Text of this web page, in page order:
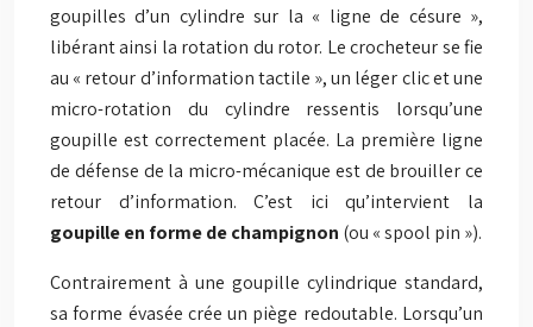
goupilles d’un cylindre sur la « ligne de césure »,
libérant ainsi la rotation du rotor. Le crocheteur se fie
au « retour d’information tactile », un léger clic et une
micro-rotation du cylindre ressentis lorsqu’une
goupille est correctement placée. La première ligne
de défense de la micro-mécanique est de brouiller ce
retour d’information. C’est ici qu’intervient la
goupille en forme de champignon (ou « spool pin »).
Contrairement à une goupille cylindrique standard,
sa forme évasée crée un piège redoutable. Lorsqu’un